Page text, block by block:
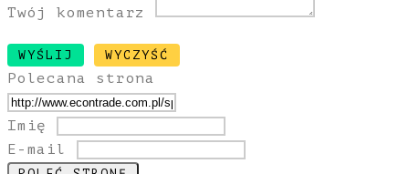
Twój komentarz
Polecana strona
Imię
E-mail